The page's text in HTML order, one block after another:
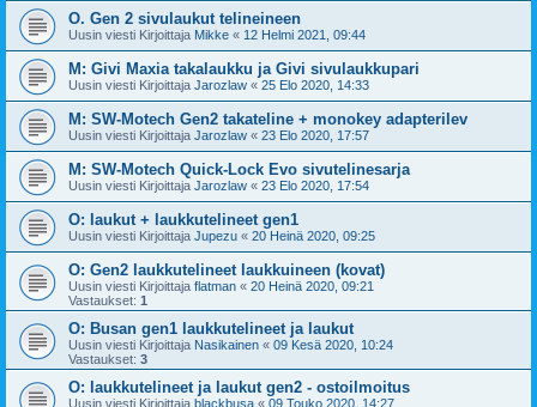
O. Gen 2 sivulaukut telineineen
Uusin viesti Kirjoittaja Mikke « 12 Helmi 2021, 09:44
M: Givi Maxia takalaukku ja Givi sivulaukkupari
Uusin viesti Kirjoittaja Jarozlaw « 25 Elo 2020, 14:33
M: SW-Motech Gen2 takateline + monokey adapterilev
Uusin viesti Kirjoittaja Jarozlaw « 23 Elo 2020, 17:57
M: SW-Motech Quick-Lock Evo sivutelinesarja
Uusin viesti Kirjoittaja Jarozlaw « 23 Elo 2020, 17:54
O: laukut + laukkutelineet gen1
Uusin viesti Kirjoittaja Jupezu « 20 Heinä 2020, 09:25
O: Gen2 laukkutelineet laukkuineen (kovat)
Uusin viesti Kirjoittaja flatman « 20 Heinä 2020, 09:21
Vastaukset: 1
O: Busan gen1 laukkutelineet ja laukut
Uusin viesti Kirjoittaja Nasikainen « 09 Kesä 2020, 10:24
Vastaukset: 3
O: laukkutelineet ja laukut gen2 - ostoilmoitus
Uusin viesti Kirjoittaja blackbusa « 09 Touko 2020, 14:27